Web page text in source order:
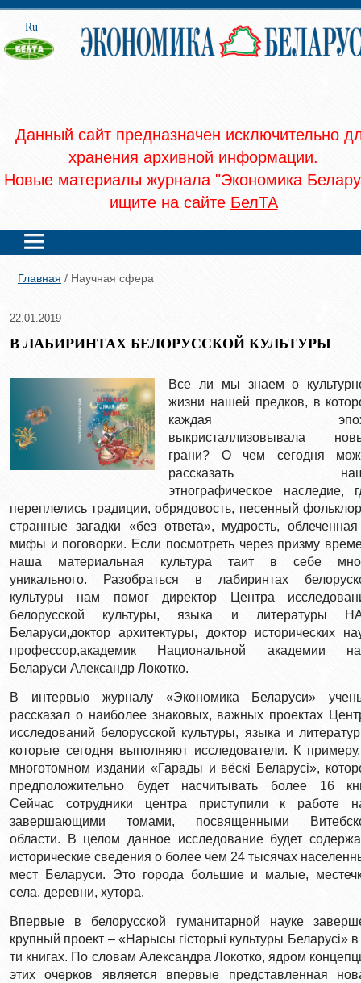
Ru
Данный сайт предназначен исключительно
хранения архивной информации.
Новые материалы журнала "Экономика
ищите на сайте БелТА
Главная / Научная сфера
22.01.2019
В ЛАБИРИНТАХ БЕЛОРУССКОЙ КУЛЬТУРЫ
Все ли мы знаем о
жизни нашей предков, в
каждая
выкристаллизовывала
грани? О чем сегодня
рассказать
этнографическое наследие,
переплелись традиции, обрядовость, песенный
странные загадки «без ответа», мудрость,
мифы и поговорки. Если посмотреть через призму
наша материальная культура таит в себе
уникального. Разобраться в лабиринтах
культуры нам помог директор Центра
белорусской культуры, языка и литературы
Беларуси,доктор архитектуры, доктор исторических
профессор,академик Национальной академии
Беларуси Александр Локотко.
В интервью журналу «Экономика Беларуси»
рассказал о наиболее знаковых, важных проектах
исследований белорусской культуры, языка и
которые сегодня выполняют исследователи. К
многотомном издании «Гарады и вёскі Беларусі»,
предположительно будет насчитывать более 16
Сейчас сотрудники центра приступили к работе
завершающими томами, посвященными
области. В целом данное исследование будет
исторические сведения о более чем 24 тысячах
мест Беларуси. Это города большие и малые,
села, деревни, хутора.
Впервые в белорусской гуманитарной науке
крупный проект – «Нарысы гісторыі культуры Беларусі»
ти книгах. По словам Александра Локотко, ядром
этих очерков является впервые представленная